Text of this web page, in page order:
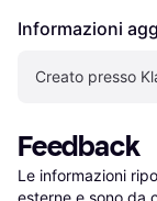
Informazioni
Creato presso
Feedback
Le informazioni